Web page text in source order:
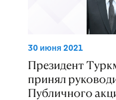
30 июня 2021
Президент
принял
Публичного